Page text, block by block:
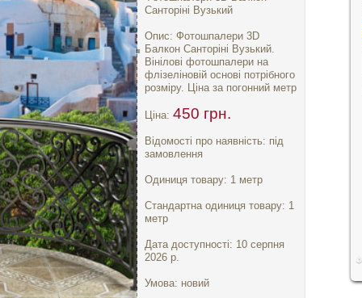
Санторіні Вузький
Опис: Фотошпалери 3D
Балкон Санторіні Вузький.
Вінілові фотошпалери на
флізеліновій основі потрібного
розміру. Ціна за погонний метр
Ціна: 450 грн.
Відомості про наявність: під
замовлення
Одиниця товару: 1 метр
Стандартна одиниця товару: 1
метр
Дата доступності: 10 серпня
2026 р.
Умова: новий